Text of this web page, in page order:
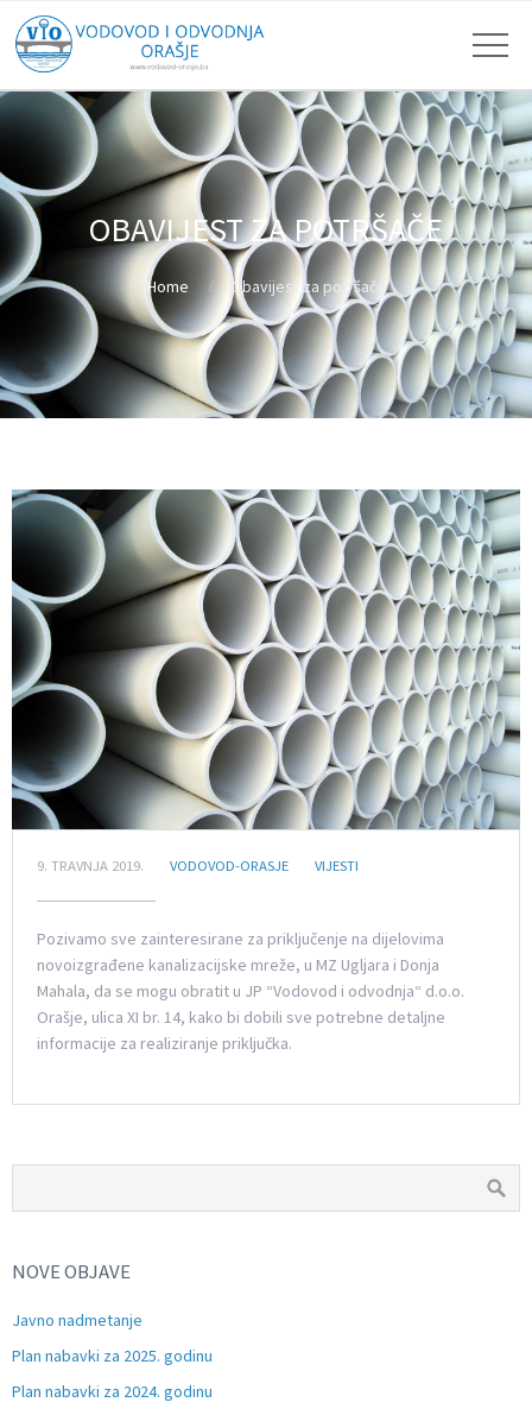
OBAVIJEST ZA POTRŠAČE
Home Obavijest za potršače
9. TRAVNJA 2019. VODOVOD-ORASJE VIJESTI
Pozivamo sve zainteresirane za priključenje na dijelovima
novoizgrađene kanalizacijske mreže, u MZ Ugljara i Donja
Mahala, da se mogu obratit u JP “Vodovod i odvodnja“ d.o.o.
Orašje, ulica XI br. 14, kako bi dobili sve potrebne detaljne
informacije za realiziranje priključka.
NOVE OBJAVE
Javno nadmetanje
Plan nabavki za 2025. godinu
Plan nabavki za 2024. godinu